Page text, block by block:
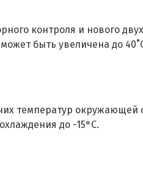
контроля и нового
быть увеличена до
температур
до -15°С.